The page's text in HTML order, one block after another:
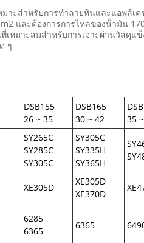
าะสําหรับการทําลายหินและแอพลิเ
และต้องการการไหลของน้ํามัน
หมาะสมสําหรับการเจาะผ่านวัสดุแข็
ๆ
DSB155
26 ~ 35
DSB165
30 ~ 42
35
SY265C
SY285C
SY305C
SY305C
SY335H
SY365H
XE305D
XE305D
XE370D
6285
6365
6365